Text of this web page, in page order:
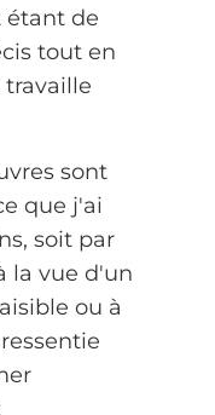
étant de
tout en
sont
que j'ai
soit par
la vue d'un
ou à